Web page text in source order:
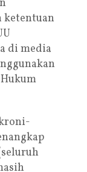
ketentuan
di media